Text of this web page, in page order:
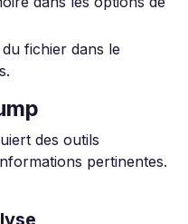
fichier dans le
des outils
pertinentes.